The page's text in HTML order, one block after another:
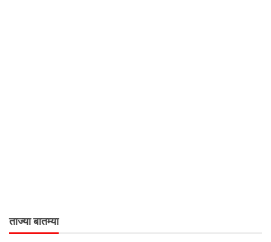
ताज्या बातम्या